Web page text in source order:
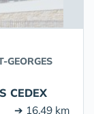
GEORGES
CEDEX
➔ 16.49 km